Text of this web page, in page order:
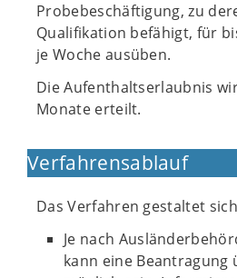
Probebeschäftigung, zu
Qualifikation befähigt, für
je Woche ausüben.
Die Aufenthaltserlaubnis
Monate erteilt.
Verfahrensablauf
Das Verfahren gestaltet
Je nach
kann eine